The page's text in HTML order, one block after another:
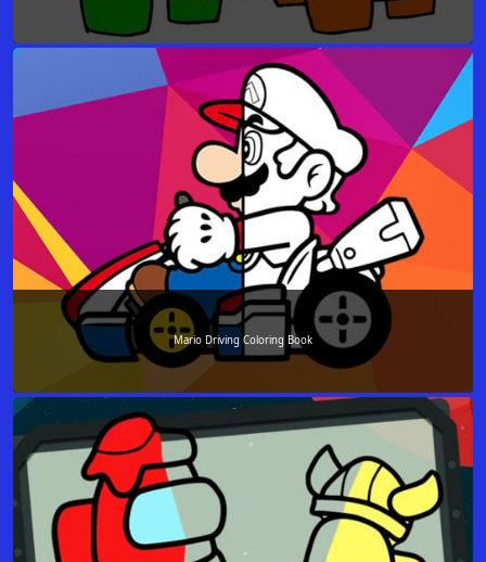
Mario Driving Coloring Book